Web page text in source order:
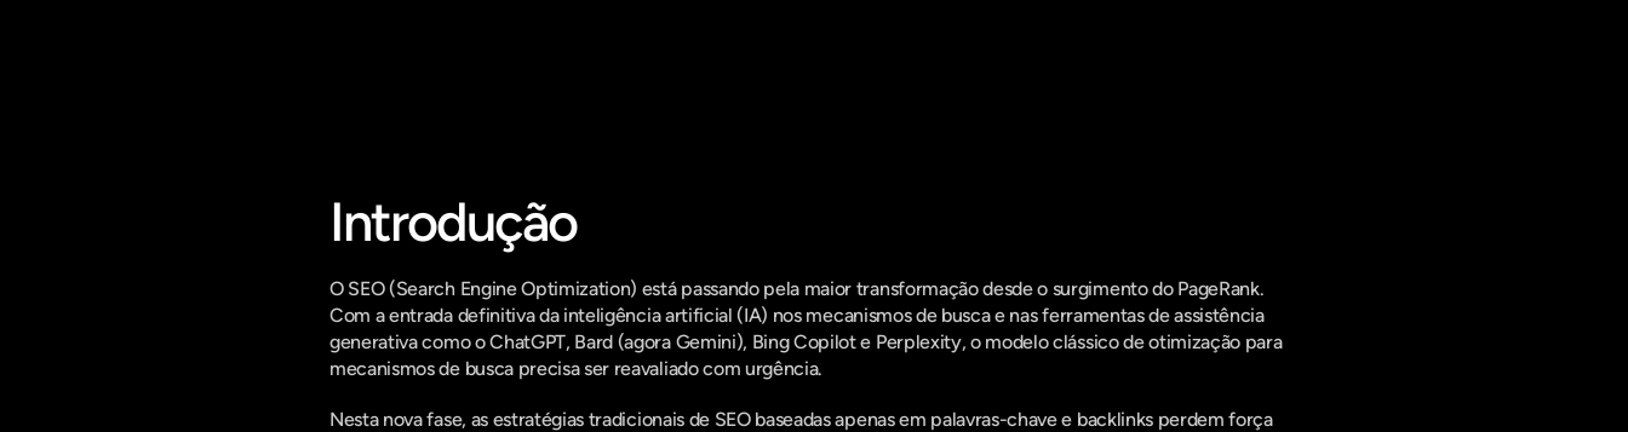
Introdução
O SEO (Search Engine Optimization) está passando pela maior transformação desde o surgimento do PageRank.
Com a entrada definitiva da inteligência artificial (IA) nos mecanismos de busca e nas ferramentas de assistência
generativa como o ChatGPT, Bard (agora Gemini), Bing Copilot e Perplexity, o modelo clássico de otimização para
mecanismos de busca precisa ser reavaliado com urgência.
Nesta nova fase, as estratégias tradicionais de SEO baseadas apenas em palavras-chave e backlinks perdem força